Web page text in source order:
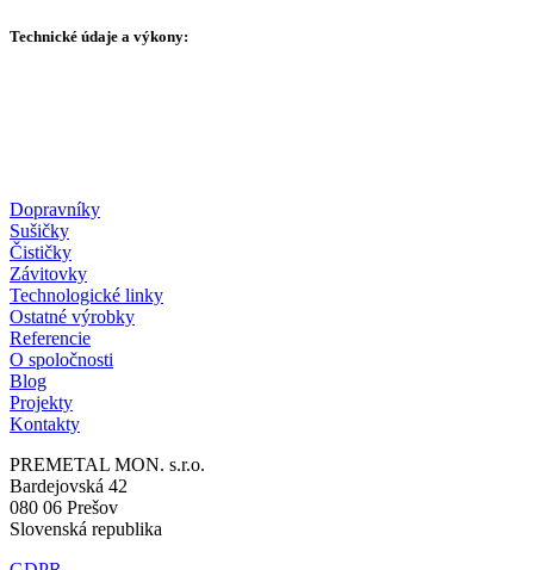
Technické údaje a výkony:
Dopravníky
Sušičky
Čističky
Závitovky
Technologické linky
Ostatné výrobky
Referencie
O spoločnosti
Blog
Projekty
Kontakty
PREMETAL MON. s.r.o.
Bardejovská 42
080 06 Prešov
Slovenská republika